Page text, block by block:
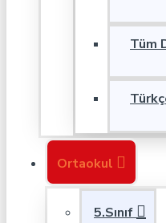
Tüm
Ortaokul
5.Sınıf